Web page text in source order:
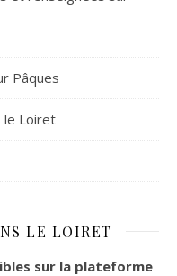
Pâques
le Loiret
LE LOIRET
sur la plateforme